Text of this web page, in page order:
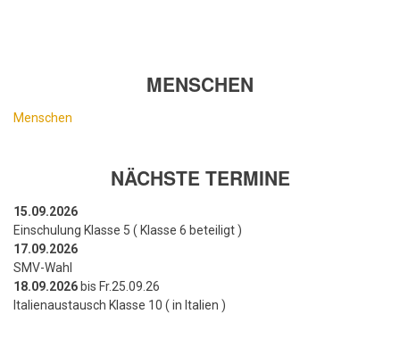
MENSCHEN
Menschen
NÄCHSTE TERMINE
15.09.2026
Einschulung Klasse 5 ( Klasse 6 beteiligt )
17.09.2026
SMV-Wahl
18.09.2026 bis Fr.25.09.26
Italienaustausch Klasse 10 ( in Italien )